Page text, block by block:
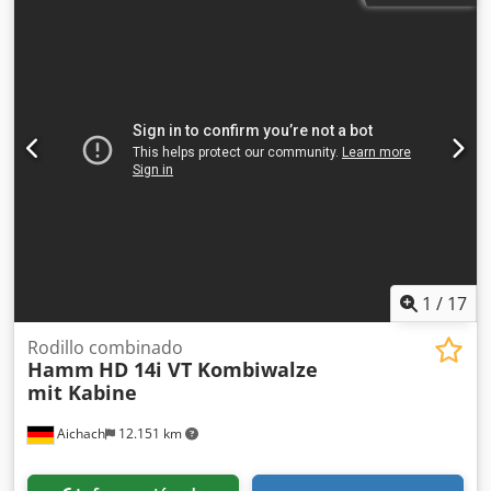
depósito: 290 l Amplitud: 2,13/1,37 mm CE
1 / 17
Aichach 12.151 km
Rodillo combinado
Hamm HD 14i VT Kombiwalze
mit Kabine